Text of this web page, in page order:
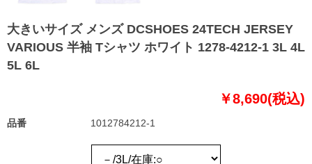
大きいサイズ メンズ DCSHOES 24TECH JERSEY
VARIOUS 半袖 Tシャツ ホワイト 1278-4212-1 3L 4L
5L 6L
￥8,690(税込)
品番 1012784212-1